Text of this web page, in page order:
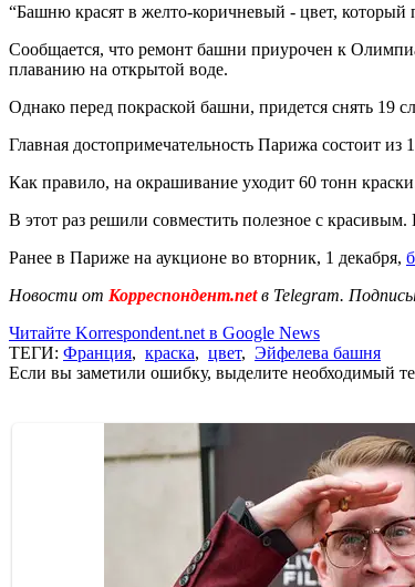
“Башню красят в желто-коричневый - цвет,
Сообщается, что ремонт башни приурочен к
плаванию на открытой воде.
Однако перед покраской башни, придется снять 19
Главная достопримечательность Парижа состоит
Как правило, на окрашивание уходит 60 тонн
В этот раз решили совместить полезное с
Ранее в Париже на аукционе во вторник, 1 декабря,
Новости от Корреспондент.netв Telegram.
Читайте Korrespondent.net в Google News
ТЕГИ: Франция, краска, цвет, Эйфелева башня
Если вы заметили ошибку, выделите необходимый